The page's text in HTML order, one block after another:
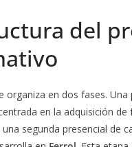
del
organiza en dos fases. Una
en la adquisición
segunda presencial de